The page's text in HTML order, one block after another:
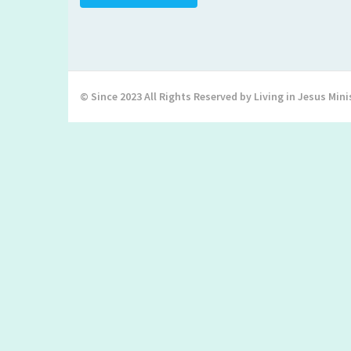
© Since 2023 All Rights Reserved by Living in Jesus